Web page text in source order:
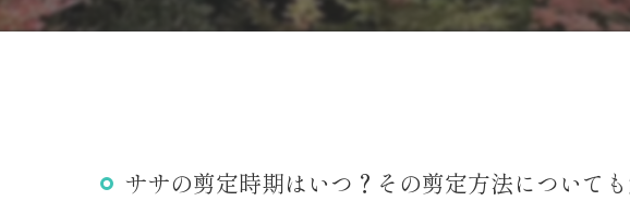
雑草対策
ササの剪定時期はいつ？その剪定方法について